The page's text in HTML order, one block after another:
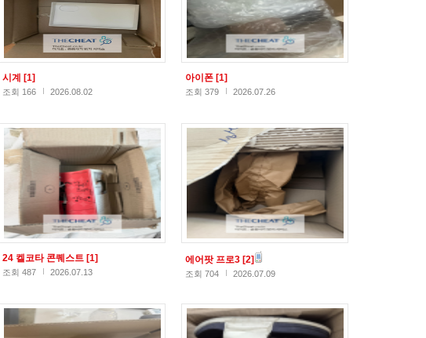
시계 [1]
조회 166 2026.08.02
아이폰 [1]
조회 379 2026.07.26
24 켈코타 콘퀘스트 [1]
조회 487 2026.07.13
에어팟 프로3 [2]
조회 704 2026.07.09